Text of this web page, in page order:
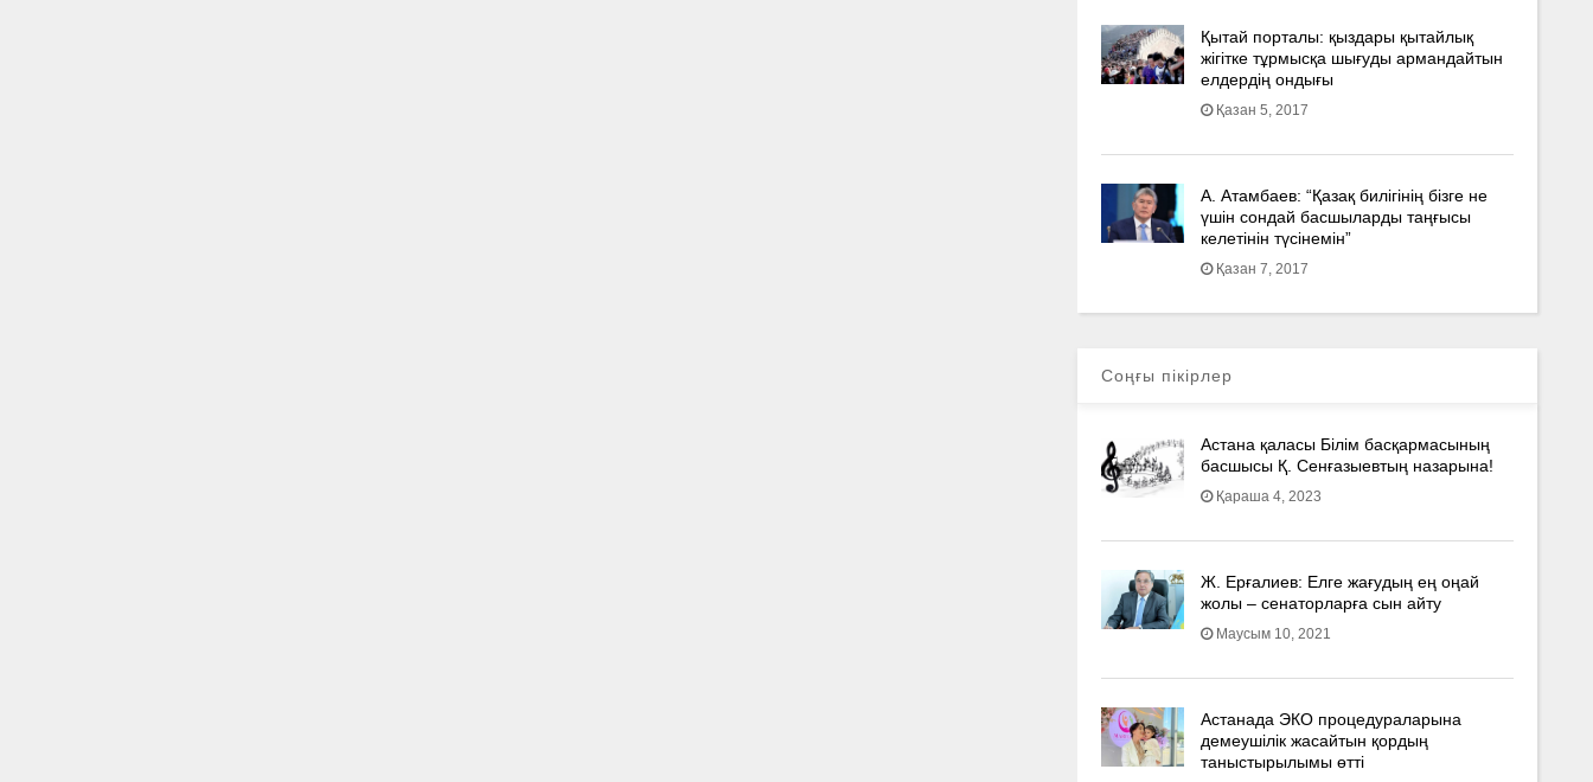
Қытай порталы: қыздары қытайлық
жігітке тұрмысқа шығуды армандайтын
елдердің ондығы
Қазан 5, 2017
А. Атамбаев: “Қазақ билігінің бізге не
үшін сондай басшыларды таңғысы
келетінін түсінемін”
Қазан 7, 2017
Соңғы пікірлер
Астана қаласы Білім басқармасының
басшысы Қ. Сенғазыевтың назарына!
Қараша 4, 2023
Ж. Ерғалиев: Елге жағудың ең оңай
жолы – сенаторларға сын айту
Маусым 10, 2021
Астанада ЭКО процедураларына
демеушілік жасайтын қордың
таныстырылымы өтті